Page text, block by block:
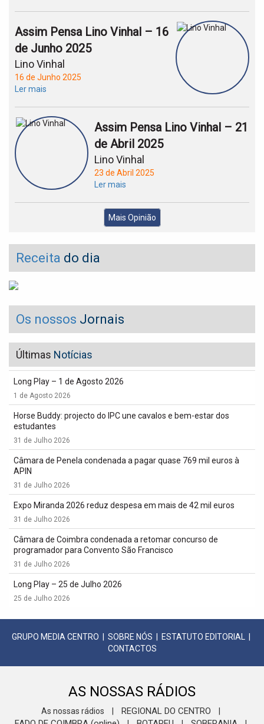
Assim Pensa Lino Vinhal – 16
de Junho 2025
Lino Vinhal
16 de Junho 2025
Ler mais
Assim Pensa Lino Vinhal – 21
de Abril 2025
Lino Vinhal
23 de Abril 2025
Ler mais
Mais Opinião
Receita do dia
Os nossos Jornais
Últimas Notícias
Long Play – 1 de Agosto 2026
1 de Agosto 2026
Horse Buddy: projecto do IPC une cavalos e bem-estar dos
estudantes
31 de Julho 2026
Câmara de Penela condenada a pagar quase 769 mil euros à
APIN
31 de Julho 2026
Expo Miranda 2026 reduz despesa em mais de 42 mil euros
31 de Julho 2026
Câmara de Coimbra condenada a retomar concurso de
programador para Convento São Francisco
31 de Julho 2026
Long Play – 25 de Julho 2026
25 de Julho 2026
GRUPO MEDIA CENTRO SOBRE NÓS ESTATUTO EDITORIAL
CONTACTOS
AS NOSSAS RÁDIOS
As nossas rádios REGIONAL DO CENTRO